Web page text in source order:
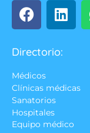
Directorio:
Médicos
Clínicas médicas
Sanatorios
Hospitales
Equipo médico